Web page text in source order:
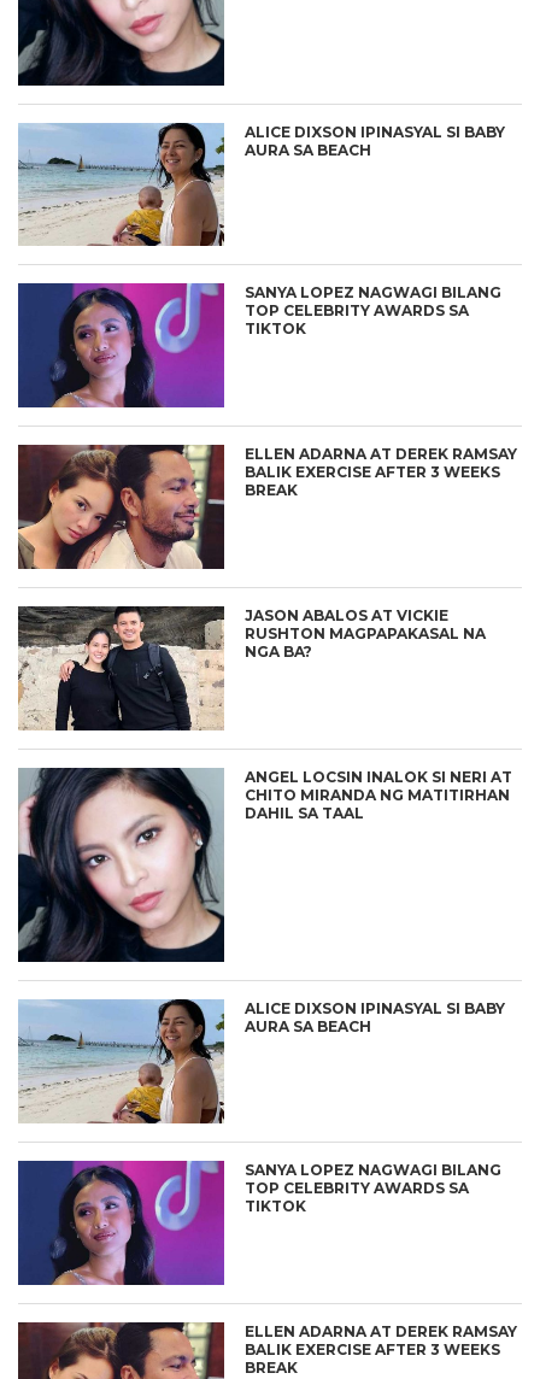
ALICE DIXSON IPINASYAL SI BABY
AURA SA BEACH
SANYA LOPEZ NAGWAGI BILANG
TOP CELEBRITY AWARDS SA
TIKTOK
ELLEN ADARNA AT DEREK RAMSAY
BALIK EXERCISE AFTER 3 WEEKS
BREAK
JASON ABALOS AT VICKIE
RUSHTON MAGPAPAKASAL NA
NGA BA?
ANGEL LOCSIN INALOK SI NERI AT
CHITO MIRANDA NG MATITIRHAN
DAHIL SA TAAL
ALICE DIXSON IPINASYAL SI BABY
AURA SA BEACH
SANYA LOPEZ NAGWAGI BILANG
TOP CELEBRITY AWARDS SA
TIKTOK
ELLEN ADARNA AT DEREK RAMSAY
BALIK EXERCISE AFTER 3 WEEKS
BREAK